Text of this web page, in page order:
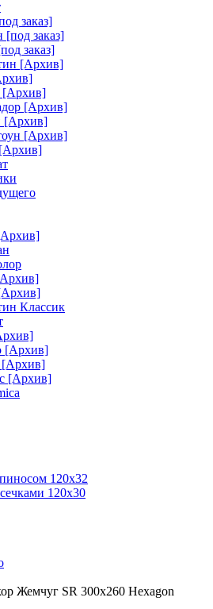
заказ]
заказ]
заказ]
[Архив]
[Архив]
[Архив]
[Архив]
[Архив]
Классик
[Архив]
[Архив]
[Архив]
120х32
120х30
Жемчуг SR 300x260 Hexagon